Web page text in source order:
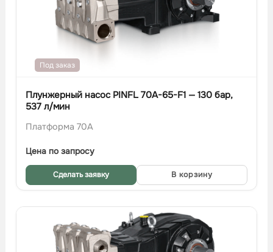
Под заказ
Плунжерный насос PINFL 70A-65-F1 — 130 бар,
537 л/мин
Платформа 70A
Цена по запросу
Сделать заявку В корзину